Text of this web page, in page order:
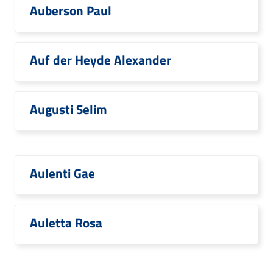
Auberson Paul
Auf der Heyde Alexander
Augusti Selim
Aulenti Gae
Auletta Rosa